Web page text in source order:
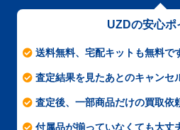
UZDの安心ポ
送料無料、宅配キットも無料で
査定結果を見たあとのキャンセ
査定後、一部商品だけの買取依
付属品が揃っていなくても大丈